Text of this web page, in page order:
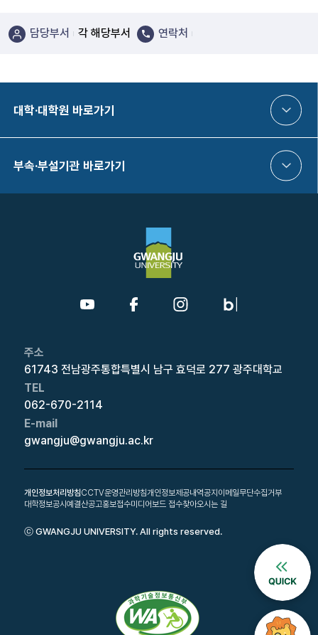
담당부서 각 해당부서 연락처
대학·대학원 바로가기
부속·부설기관 바로가기
주소
61743 전남광주통합특별시 남구 효덕로 277 광주대학교
TEL
062-670-2114
E-mail
gwangju@gwangju.ac.kr
개인정보처리방침CCTV운영관리방침개인정보제공내역공지이메일무단수집거부
대학정보공시예결산공고홍보접수미디어보드 접수찾아오시는 길
ⓒ GWANGJU UNIVERSITY. All rights reserved.